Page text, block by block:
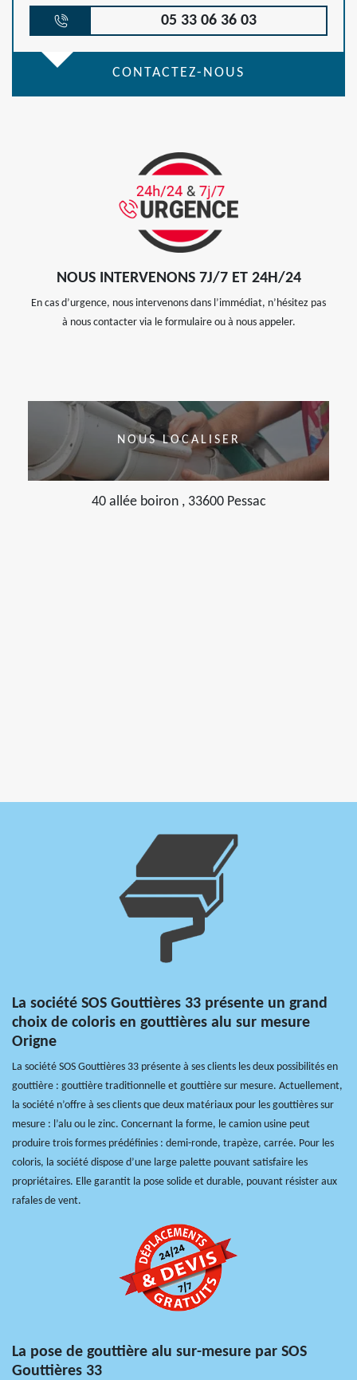
05 33 06 36 03
CONTACTEZ-NOUS
NOUS INTERVENONS 7J/7 ET 24H/24
En cas d’urgence, nous intervenons dans l’immédiat, n’hésitez pas
à nous contacter via le formulaire ou à nous appeler.
NOUS LOCALISER
40 allée boiron , 33600 Pessac
La société SOS Gouttières 33 présente un grand
choix de coloris en gouttières alu sur mesure
Origne
La société SOS Gouttières 33 présente à ses clients les deux possibilités en
gouttière : gouttière traditionnelle et gouttière sur mesure. Actuellement,
la société n’offre à ses clients que deux matériaux pour les gouttières sur
mesure : l’alu ou le zinc. Concernant la forme, le camion usine peut
produire trois formes prédéfinies : demi-ronde, trapèze, carrée. Pour les
coloris, la société dispose d’une large palette pouvant satisfaire les
propriétaires. Elle garantit la pose solide et durable, pouvant résister aux
rafales de vent.
La pose de gouttière alu sur-mesure par SOS
Gouttières 33